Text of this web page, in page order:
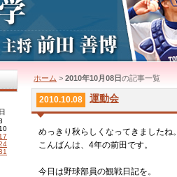
ホーム > 2010年10月08日の記事一覧
2010.10.08 運動会
めっきり秋らしくなってきましたね。
こんばんは、4年の前田です。
今日は野球部員の観戦日記を。
日
10
17